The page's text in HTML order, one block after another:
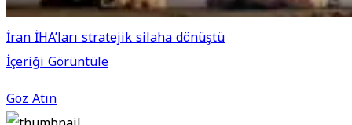
İran İHA’ları stratejik silaha dönüştü
İçeriği Görüntüle
Göz Atın